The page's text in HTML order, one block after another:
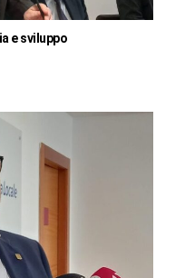
e sviluppo